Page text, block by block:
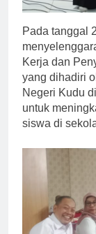
Pada tanggal
Kerja dan
yang dihadiri
Negeri Kudu
untuk
siswa di